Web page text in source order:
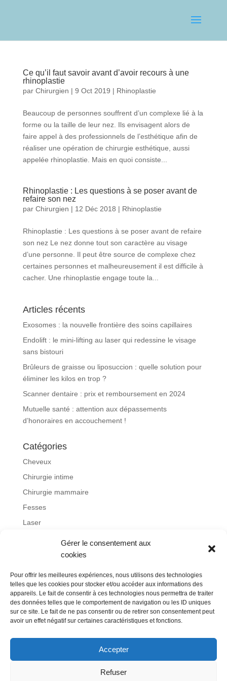
Gérer le consentement aux
cookies
Pour offrir les meilleures expériences, nous utilisons des technologies
telles que les cookies pour stocker et/ou accéder aux informations des
appareils. Le fait de consentir à ces technologies nous permettra de traiter
des données telles que le comportement de navigation ou les ID uniques
sur ce site. Le fait de ne pas consentir ou de retirer son consentement peut
avoir un effet négatif sur certaines caractéristiques et fonctions.
Accepter
Refuser
Ce qu’il faut savoir avant d’avoir recours à une
rhinoplastie
par Chirurgien | 9 Oct 2019 | Rhinoplastie
Beaucoup de personnes souffrent d’un complexe lié à la
forme ou la taille de leur nez. Ils envisagent alors de
faire appel à des professionnels de l’esthétique afin de
réaliser une opération de chirurgie esthétique, aussi
appelée rhinoplastie. Mais en quoi consiste...
Rhinoplastie : Les questions à se poser avant de
refaire son nez
par Chirurgien | 12 Déc 2018 | Rhinoplastie
Rhinoplastie : Les questions à se poser avant de refaire
son nez Le nez donne tout son caractère au visage
d’une personne. Il peut être source de complexe chez
certaines personnes et malheureusement il est difficile à
cacher. Une rhinoplastie engage toute la...
Articles récents
Exosomes : la nouvelle frontière des soins capillaires
Endolift : le mini-lifting au laser qui redessine le visage
sans bistouri
Brûleurs de graisse ou liposuccion : quelle solution pour
éliminer les kilos en trop ?
Scanner dentaire : prix et remboursement en 2024
Mutuelle santé : attention aux dépassements
d’honoraires en accouchement !
Catégories
Cheveux
Chirurgie intime
Chirurgie mammaire
Fesses
Laser
otoplastie
Remboursement
Rhinoplastie
Mentions légales